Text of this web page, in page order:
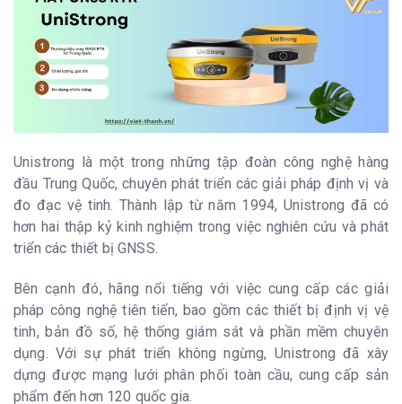
Unistrong là một trong những tập đoàn công nghệ hàng
đầu Trung Quốc, chuyên phát triển các giải pháp định vị và
đo đạc vệ tinh. Thành lập từ năm 1994, Unistrong đã có
hơn hai thập kỷ kinh nghiệm trong việc nghiên cứu và phát
triển các thiết bị GNSS.
Bên cạnh đó, hãng nổi tiếng với việc cung cấp các giải
pháp công nghệ tiên tiến, bao gồm các thiết bị định vị vệ
tinh, bản đồ số, hệ thống giám sát và phần mềm chuyên
dụng. Với sự phát triển không ngừng, Unistrong đã xây
dựng được mạng lưới phân phối toàn cầu, cung cấp sản
phẩm đến hơn 120 quốc gia.